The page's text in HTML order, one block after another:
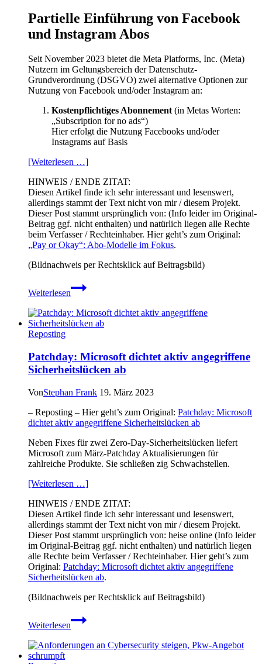
Partielle Einführung von Facebook
und Instagram Abos
Seit November 2023 bietet die Meta Platforms, Inc. (Meta)
Nutzern im Geltungsbereich der Datenschutz-
Grundverordnung (DSGVO) zwei alternative Optionen zur
Nutzung von Facebook und/oder Instagram an:
Kostenpflichtiges Abonnement (in Metas Worten:
„Subscription for no ads“)
Hier erfolgt die Nutzung Facebooks und/oder
Instagrams auf Basis
[Weiterlesen …]
HINWEIS / ENDE ZITAT:
Diesen Artikel finde ich sehr interessant und lesenswert,
allerdings stammt der Text nicht von mir / diesem Projekt.
Dieser Post stammt ursprünglich von: (Info leider im Original-
Beitrag ggf. nicht enthalten) und natürlich liegen alle Rechte
beim Verfasser / Rechteinhaber. Hier geht’s zum Original:
„Pay or Okay“: Abo-Modelle im Fokus.
(Bildnachweis per Rechtsklick auf Beitragsbild)
Weiterlesen
„Pay
or
Abo-
Modelle
Reposting
Patchday: Microsoft dichtet aktiv angegriffene
Sicherheitslücken ab
VonStephan Frank 19. März 2023
– Reposting – Hier geht’s zum Original: Patchday: Microsoft
dichtet aktiv angegriffene Sicherheitslücken ab
Neben Fixes für zwei Zero-Day-Sicherheitslücken liefert
Microsoft zum März-Patchday Aktualisierungen für
zahlreiche Produkte. Sie schließen zig Schwachstellen.
[Weiterlesen …]
HINWEIS / ENDE ZITAT:
Diesen Artikel finde ich sehr interessant und lesenswert,
allerdings stammt der Text nicht von mir / diesem Projekt.
Dieser Post stammt ursprünglich von: heise online (Info leider
im Original-Beitrag ggf. nicht enthalten) und natürlich liegen
alle Rechte beim Verfasser / Rechteinhaber. Hier geht’s zum
Original: Patchday: Microsoft dichtet aktiv angegriffene
Sicherheitslücken ab.
(Bildnachweis per Rechtsklick auf Beitragsbild)
Weiterlesen
Patchday:
Microsoft
aktiv